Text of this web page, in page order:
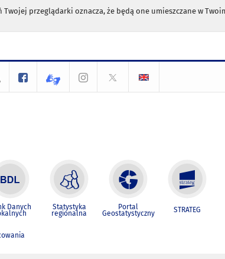
przeglądarki oznacza, że będą one umieszczane w
Danych Statystyka
regionalna
Portal
Geostatystyczny STRATEG